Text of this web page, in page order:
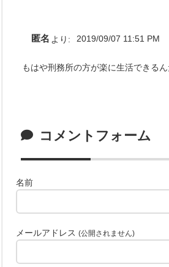
匿名 より: 2019/09/07 11:51 PM
もはや刑務所の方が楽に生活できるん
コメントフォーム
名前
メールアドレス(公開されません)